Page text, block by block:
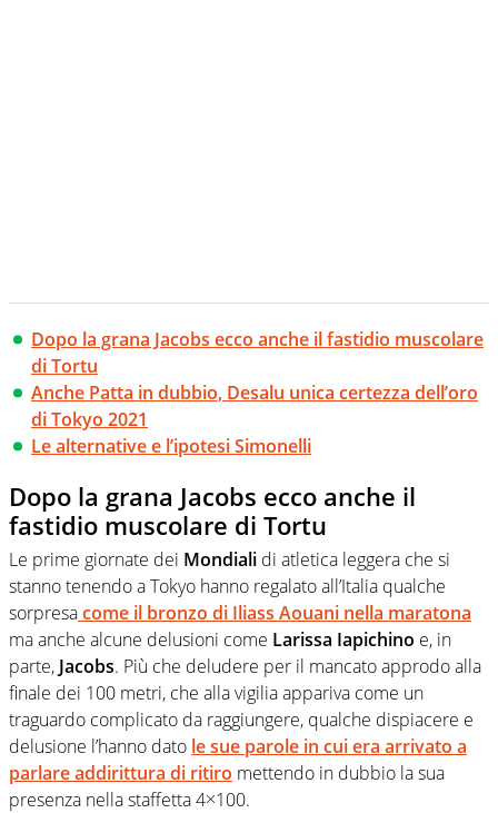
Dopo la grana Jacobs ecco anche il fastidio muscolare
di Tortu
Anche Patta in dubbio, Desalu unica certezza dell’oro
di Tokyo 2021
Le alternative e l’ipotesi Simonelli
Dopo la grana Jacobs ecco anche il
fastidio muscolare di Tortu
Le prime giornate dei Mondiali di atletica leggera che si
stanno tenendo a Tokyo hanno regalato all’Italia qualche
sorpresacome il bronzo di Iliass Aouani nella maratona
ma anche alcune delusioni come Larissa Iapichino e, in
parte, Jacobs. Più che deludere per il mancato approdo alla
finale dei 100 metri, che alla vigilia appariva come un
traguardo complicato da raggiungere, qualche dispiacere e
delusione l’hanno dato le sue parole in cui era arrivato a
parlare addirittura di ritiro mettendo in dubbio la sua
presenza nella staffetta 4×100.